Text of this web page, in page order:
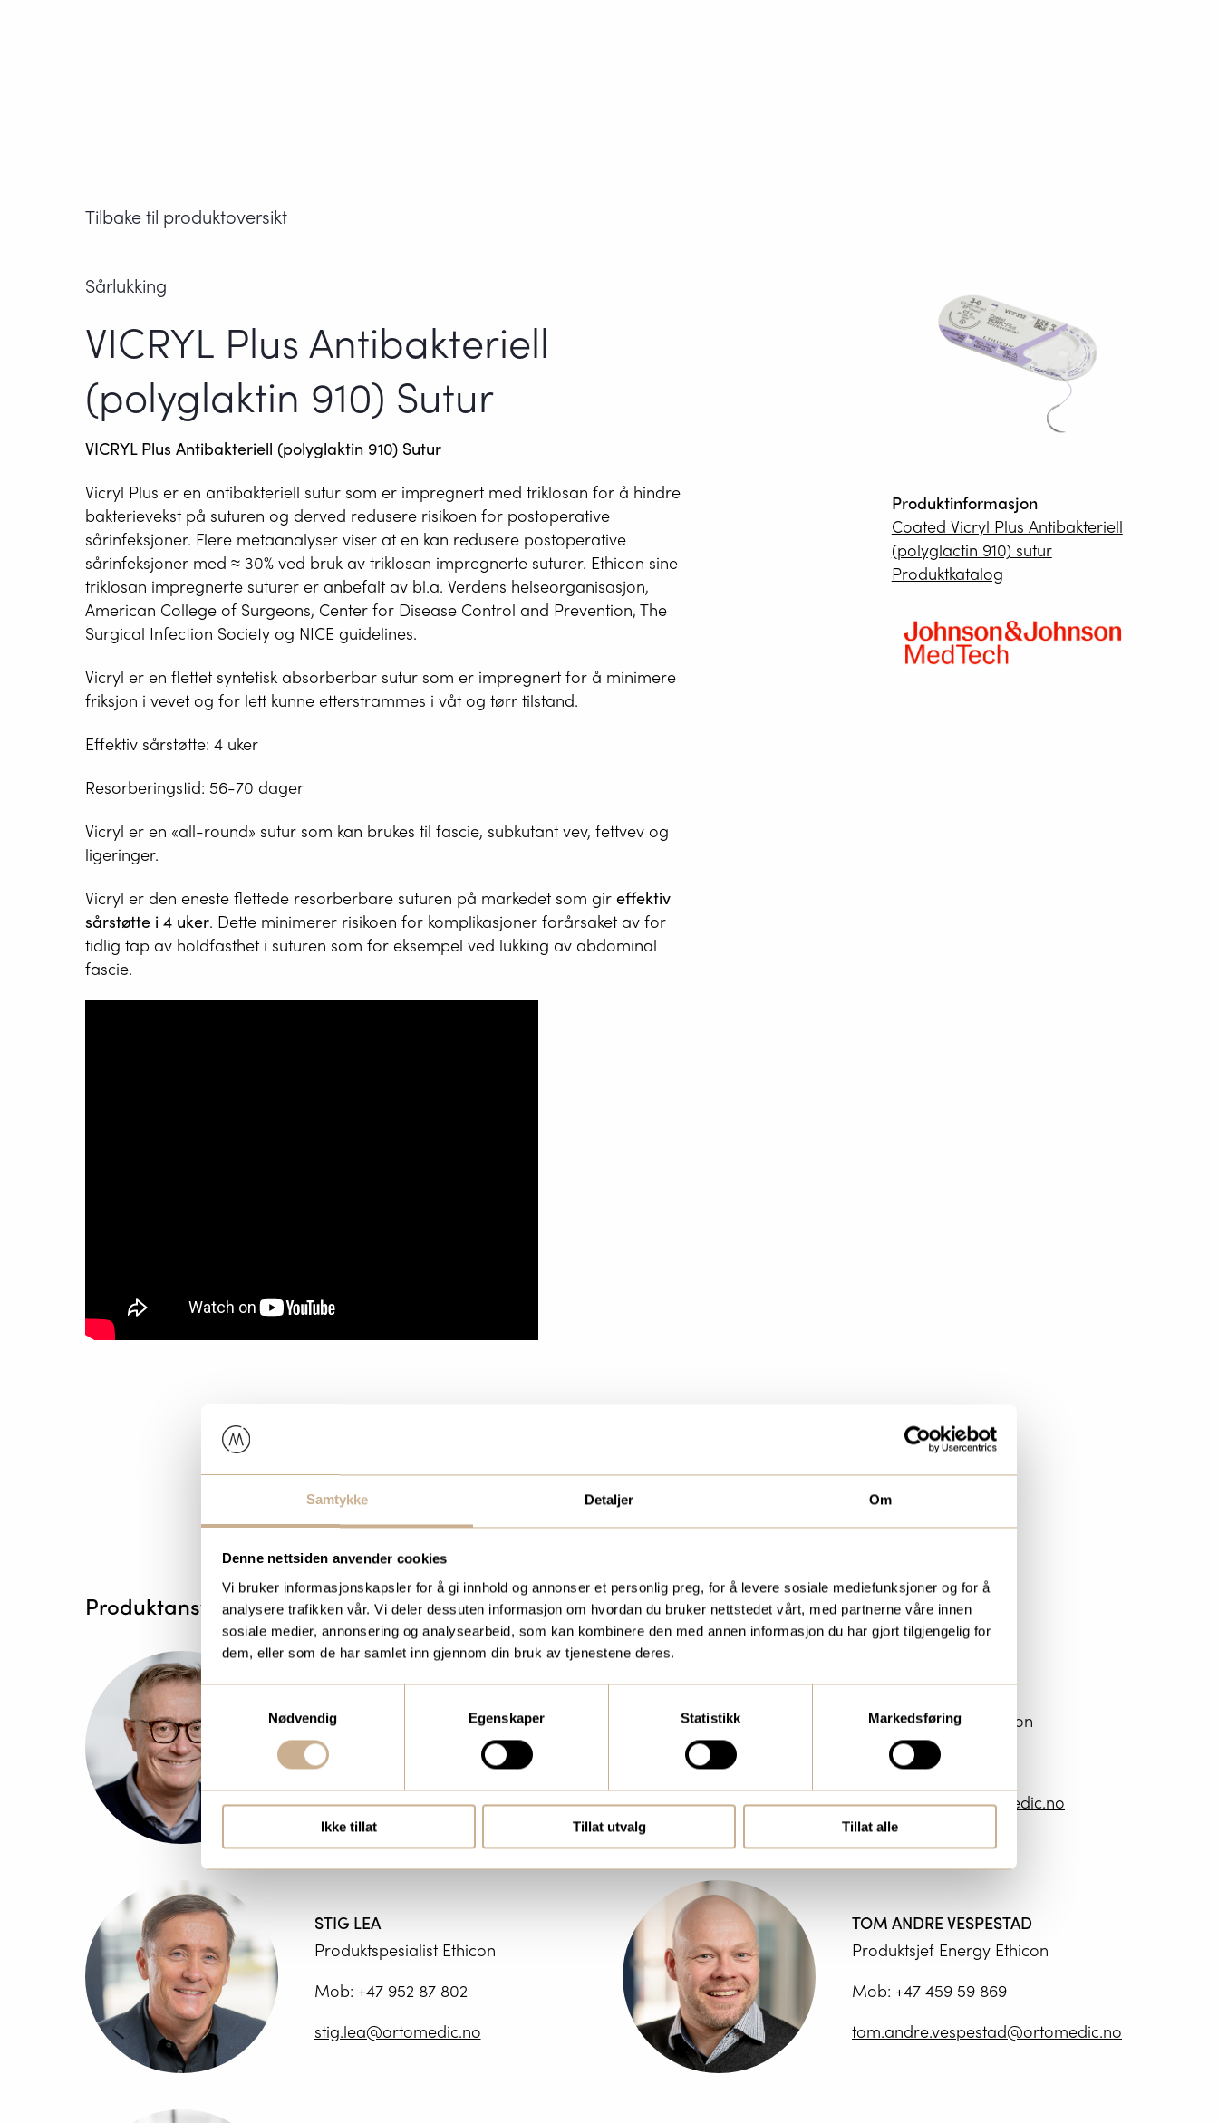
Samtykke Detaljer Om
Denne nettsiden anvender cookies
Vi bruker informasjonskapsler for å gi innhold og annonser et personlig preg, for å levere sosiale mediefunksjoner og for å
analysere trafikken vår. Vi deler dessuten informasjon om hvordan du bruker nettstedet vårt, med partnerne våre innen
sosiale medier, annonsering og analysearbeid, som kan kombinere den med annen informasjon du har gjort tilgjengelig for
dem, eller som de har samlet inn gjennom din bruk av tjenestene deres.
Nødvendig
Egenskaper Statistikk Markedsføring
Ikke tillat Tillat utvalg Tillat alle
Tilbake til produktoversikt
Sårlukking
VICRYL Plus Antibakteriell
(polyglaktin 910) Sutur
VICRYL Plus Antibakteriell (polyglaktin 910) Sutur
Vicryl Plus er en antibakteriell sutur som er impregnert med triklosan for å hindre
bakterievekst på suturen og derved redusere risikoen for postoperative
sårinfeksjoner. Flere metaanalyser viser at en kan redusere postoperative
sårinfeksjoner med ≈ 30% ved bruk av triklosan impregnerte suturer. Ethicon sine
triklosan impregnerte suturer er anbefalt av bl.a. Verdens helseorganisasjon,
American College of Surgeons, Center for Disease Control and Prevention, The
Surgical Infection Society og NICE guidelines.
Vicryl er en flettet syntetisk absorberbar sutur som er impregnert for å minimere
friksjon i vevet og for lett kunne etterstrammes i våt og tørr tilstand.
Effektiv sårstøtte: 4 uker
Resorberingstid: 56-70 dager
Vicryl er en «all-round» sutur som kan brukes til fascie, subkutant vev, fettvev og
ligeringer.
Vicryl er den eneste flettede resorberbare suturen på markedet som gir effektiv
sårstøtte i 4 uker. Dette minimerer risikoen for komplikasjoner forårsaket av for
tidlig tap av holdfasthet i suturen som for eksempel ved lukking av abdominal
fascie.
Produktinformasjon
Coated Vicryl Plus Antibakteriell
(polyglactin 910) sutur
Produktkatalog
Produktansvarlige
BJØRN FRODE RØYR
Produktspesialist Ethicon & Cerenovus
Mob:
bjorn.frode.royr@ortomedic.no
SIRI EIA MYHRE
Produktspesialist Ethicon
Mob:+47 976 39 582
siri.eia.myhre@ortomedic.no
STIG LEA
Produktspesialist Ethicon
Mob: +47 952 87 802
stig.lea@ortomedic.no
TOM ANDRE VESPESTAD
Produktsjef Energy Ethicon
Mob: +47 459 59 869
tom.andre.vespestad@ortomedic.no